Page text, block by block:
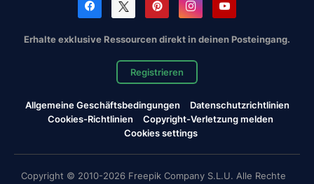
Erhalte exklusive Ressourcen direkt in deinen Posteingang.
Registrieren
Allgemeine Geschäftsbedingungen
Datenschutzrichtlinien
Cookies-Richtlinien
Copyright-Verletzung melden
Cookies settings
Copyright © 2010-2026 Freepik Company S.L.U. Alle Rechte